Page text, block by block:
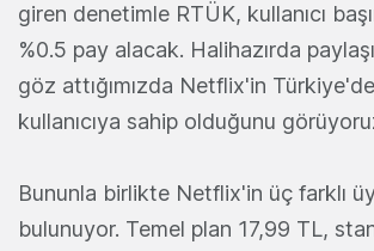
giren denetimle RTÜK, kullanıcı
%0.5 pay alacak. Halihazırda
göz attığımızda Netflix'in
kullanıcıya sahip olduğunu
Bununla birlikte Netflix'in üç farklı
bulunuyor. Temel plan 17,99 TL,